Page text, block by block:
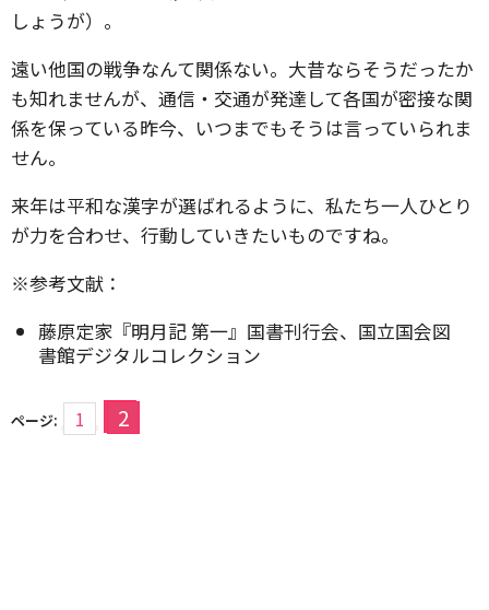
しょうが）。
遠い他国の戦争なんて関係ない。大昔ならそうだったか
も知れませんが、通信・交通が発達して各国が密接な関
係を保っている昨今、いつまでもそうは言っていられま
せん。
来年は平和な漢字が選ばれるように、私たち一人ひとり
が力を合わせ、行動していきたいものですね。
※参考文献：
藤原定家『明月記 第一』国書刊行会、国立国会図
書館デジタルコレクション
ページ: 1 2